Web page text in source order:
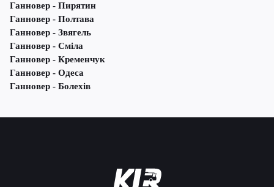
Ганновер - Пирятин
Ганновер - Полтава
Ганновер - Звягель
Ганновер - Сміла
Ганновер - Кременчук
Ганновер - Одеса
Ганновер - Болехів